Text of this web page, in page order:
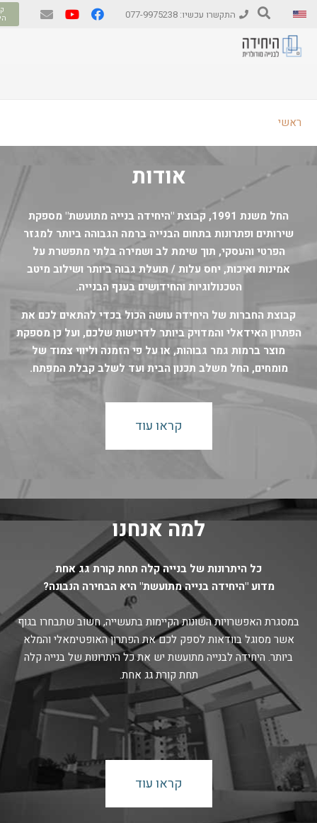
התקשרו עכשיו: 077-9975238
ראשי
אודות
החל משנת 1991, קבוצת "היחידה בנייה מתועשת" מספקת
שירותים ופתרונות בתחום הבנייה ברמה הגבוהה ביותר למגזר
הפרטי והעסקי, תוך שימת לב ושמירה בלתי מתפשרת על
אמינות ואיכות, יחס עלות / תועלת גבוה ביותר ושילוב מיטב
הטכנולוגיות והחידושים בענף הבנייה.
קבוצת החברות של היחידה עושה הכול בכדי להתאים לכם את
הפתרון האידאלי והמדויק ביותר לדרישות שלכם, ועל כן מספקת
מוצר ברמות גמר גבוהות, או על פי הזמנה וליווי צמוד של
מומחים, החל משלב תכנון הבית ועד לשלב קבלת המפתח.
קראו עוד
למה אנחנו
כל היתרונות של בנייה קלה תחת קורת גג אחת
מדוע "היחידה בנייה מתועשת" היא הבחירה הנבונה?
במסגרת האפשרויות השונות הקיימות בתעשייה, חשוב שתבחרו בגוף
אשר מסוגל בוודאות לספק לכם את הפתרון האופטימאלי והמלא
ביותר. היחידה לבנייה מתועשת יש את כל היתרונות של בנייה קלה
תחת קורת גג אחת.
קראו עוד